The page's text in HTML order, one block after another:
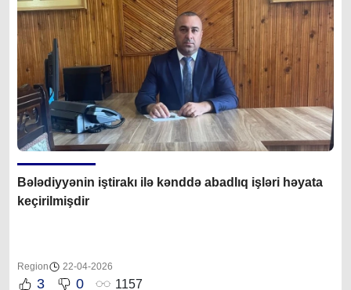
Bələdiyyənin iştirakı ilə kənddə abadlıq işləri həyata
keçirilmişdir
Region 22-04-2026
3 0 1157